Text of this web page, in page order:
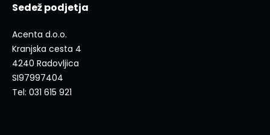
Sedež podjetja
Acenta d.o.o.
Kranjska cesta 4
4240 Radovljica
SI97997404
Tel: 031 615 921